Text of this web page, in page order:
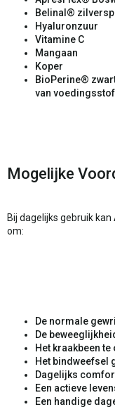
Belinal®
Hyaluronzuur
Vitamine C
Mangaan
Koper
BioPerine®
van
Mogelijke
Bij dagelijks gebruik
om:
De normale
De
Het kraakbeen
Het bindweefsel
Dagelijks
Een actieve
Een handige